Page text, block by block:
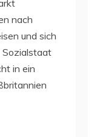
nach
und sich
Sozialstaat
in ein